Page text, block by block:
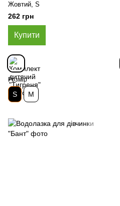
Жовтий, S
262 грн
Купити
Розмір
S M